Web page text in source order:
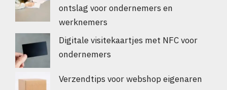
ontslag voor ondernemers en
werknemers
Digitale visitekaartjes met NFC voor
ondernemers
Verzendtips voor webshop eigenaren